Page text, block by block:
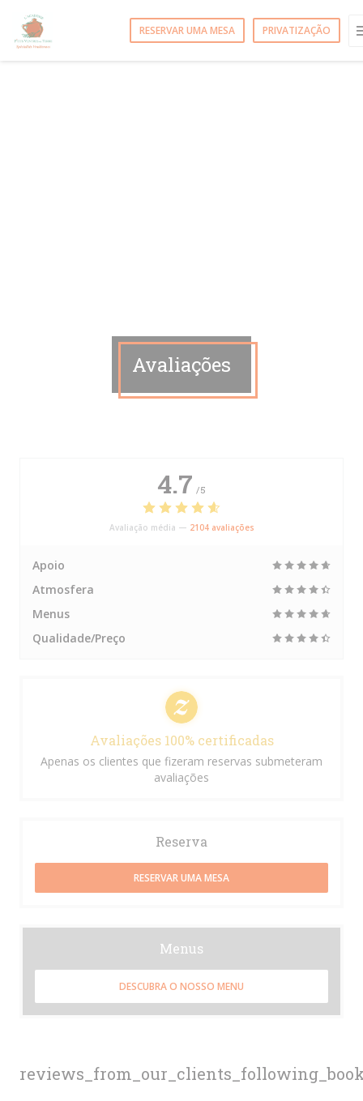
RESERVAR UMA MESA PRIVATIZAÇÃO
Avaliações
4.7 /5
Avaliação média — 2104 avaliações
Apoio
Atmosfera
Menus
Qualidade/Preço
Avaliações 100% certificadas
Apenas os clientes que fizeram reservas submeteram
avaliações
Reserva
RESERVAR UMA MESA
Menus
DESCUBRA O NOSSO MENU